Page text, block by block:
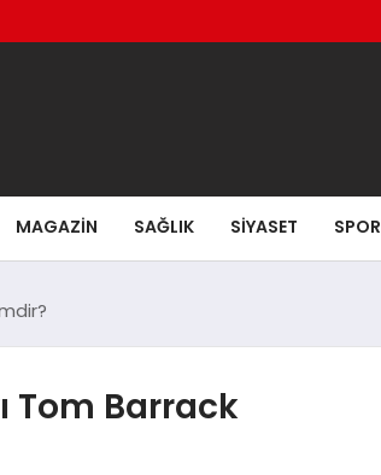
MAGAZIN SAĞLIK SIYASET SPOR
Tom Barrack